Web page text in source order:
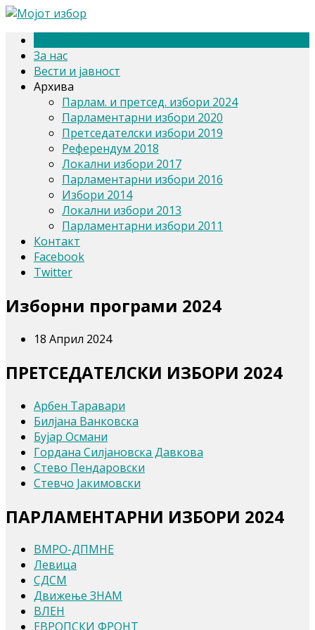
За нас
Вести и јавност
Архива
Парлам. и претсед. избори 2024
Парламентарни избори 2020
Претседателски избори 2019
Референдум 2018
Локални избори 2017
Парламентарни избори 2016
Избори 2014
Локални избори 2013
Парламентарни избори 2011
Контакт
Facebook
Twitter
Изборни програми 2024
18 Април 2024
ПРЕТСЕДАТЕЛСКИ ИЗБОРИ 2024
Арбен Таравари
Билјана Ванковска
Бујар Османи
Гордана Силјановска Давкова
Стево Пендаровски
Стевчо Јакимовски
ПАРЛАМЕНТАРНИ ИЗБОРИ 2024
ВМРО-ДПМНЕ
Левица
СДСМ
Движење ЗНАМ
ВЛЕН
ЕВРОПСКИ ФРОНТ